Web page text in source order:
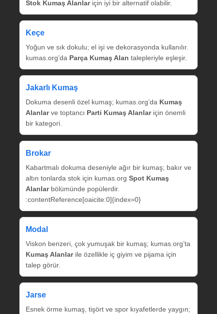
Stok Kumaş Alanlariçin iyi bir alternatif olabilir.
Keçe
Yoğun ve sık dokulu; el işi ve dekorasyonda kullanılır.
kumas.org’da Parça Kumaş Alan talepleriyle eşleşir.
Jakarlı Kumaş
Dokuma desenli özel kumaş; kumas.org’da Kumaş
Alanlarve toptancı Parti Kumaş Alanlariçin önemli
bir kategori.
Brokar
Kabartmalı dokuma deseniyle ağır bir kumaş; bakır ve
altın tonlarda stok için kumas.org Spot Kumaş
Alanlarbölümünde popülerdir.
:contentReference[oaicite:0]{index=0}
Modal
Viskon benzeri, çok yumuşak bir kumaş; kumas.org’ta
Kumaş Alanlarile özellikle iç giyim ve pijama için
talep görür.
Jarse
Esnek örme kumaş, tişört ve spor kıyafetlerde yaygın;